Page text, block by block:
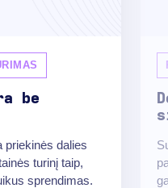
be
priekinės dalies
turinį taip,
sprendimas.